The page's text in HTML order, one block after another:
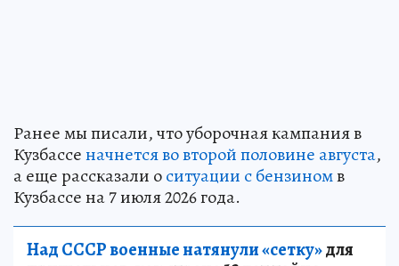
Ранее мы писали, что уборочная кампания в
Кузбассеначнется во второй половине августа,
а еще рассказали оситуации с бензиномв
Кузбассе на 7 июля 2026 года.
Над СССР военные натянули «сетку»для